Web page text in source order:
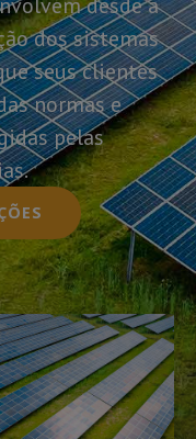
dos sistemas
seus clientes
normas e
pelas